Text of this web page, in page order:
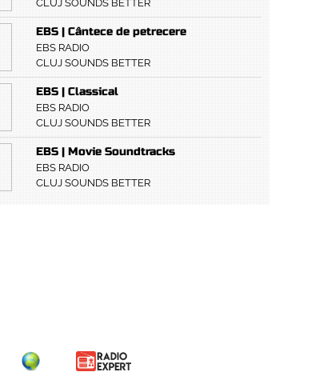
CLUJ SOUNDS BETTER
EBS | Cântece de petrecere
EBS RADIO
CLUJ SOUNDS BETTER
EBS | Classical
EBS RADIO
CLUJ SOUNDS BETTER
EBS | Movie Soundtracks
EBS RADIO
CLUJ SOUNDS BETTER